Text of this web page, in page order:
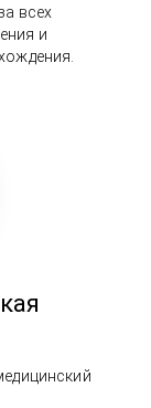
всех
и